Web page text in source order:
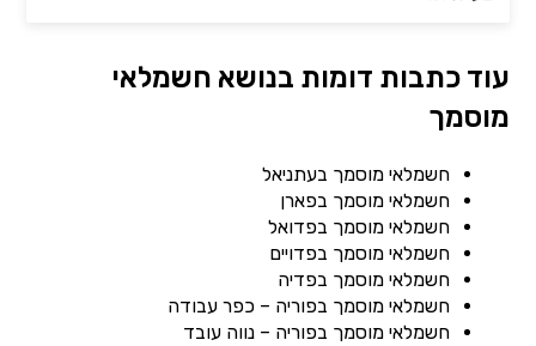
עוד כתבות דומות בנושא חשמלאי
מוסמך
חשמלאי מוסמך בעתניאל
חשמלאי מוסמך בפארן
חשמלאי מוסמך בפדואל
חשמלאי מוסמך בפדויים
חשמלאי מוסמך בפדיה
חשמלאי מוסמך בפוריה – כפר עבודה
חשמלאי מוסמך בפוריה – נווה עובד